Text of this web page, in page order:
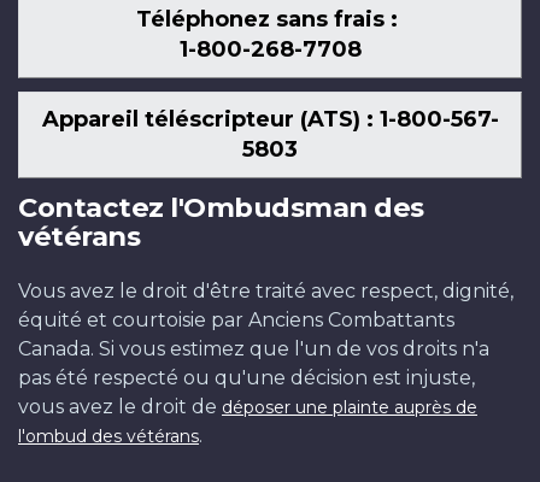
Téléphonez sans frais :
1-800-268-7708
Appareil téléscripteur (ATS) : 1-800-567-
5803
Contactez l'Ombudsman des
vétérans
Vous avez le droit d'être traité avec respect, dignité,
équité et courtoisie par Anciens Combattants
Canada. Si vous estimez que l'un de vos droits n'a
pas été respecté ou qu'une décision est injuste,
vous avez le droit de déposer une plainte auprès de
l'ombud des vétérans.